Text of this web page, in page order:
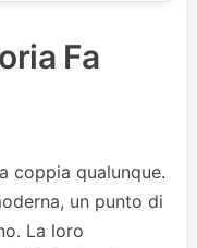
Fa
coppia qualunque.
un punto di
La loro